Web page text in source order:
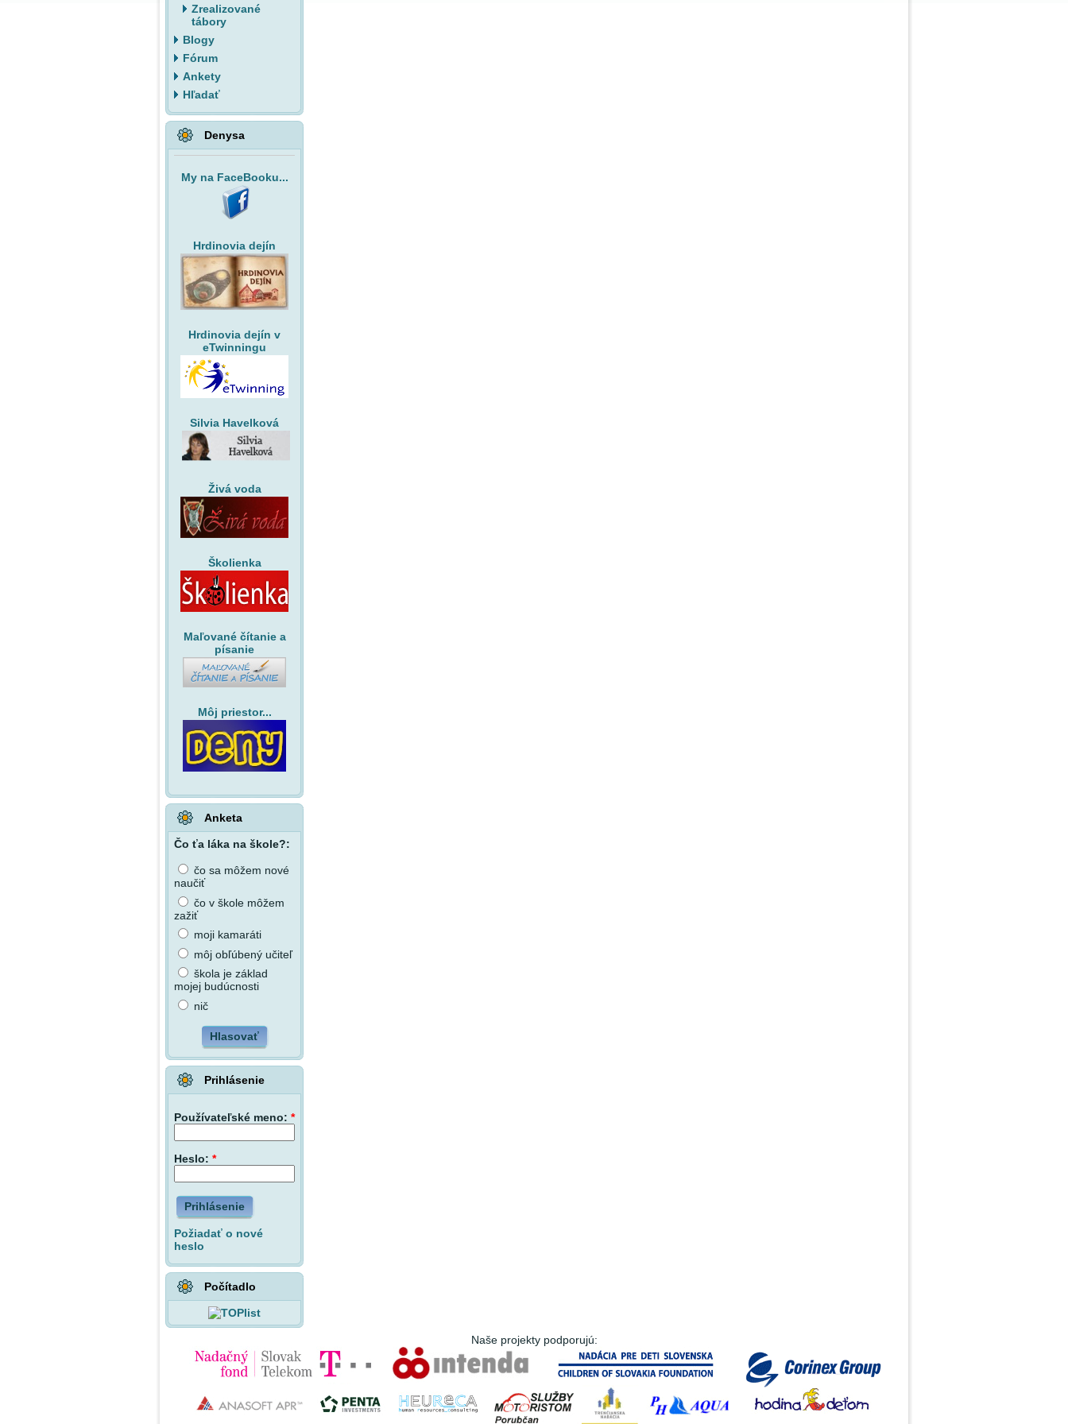
Zrealizované
tábory
Blogy
Fórum
Ankety
Hľadať
Denysa
My na FaceBooku...
Hrdinovia dejín
Hrdinovia dejín v
eTwinningu
Silvia Havelková
Živá voda
Školienka
Maľované čítanie a
písanie
Môj priestor...
Anketa
Čo ťa láka na škole?:
čo sa môžem nové
naučiť
čo v škole môžem
zažiť
moji kamaráti
môj obľúbený učiteľ
škola je základ
mojej budúcnosti
nič
Hlasovať
Prihlásenie
Používateľské meno: *
Heslo: *
Prihlásenie
Požiadať o nové
heslo
Počítadlo
Naše projekty podporujú: